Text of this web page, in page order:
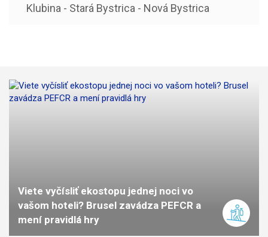
Klubina - Stará Bystrica - Nová Bystrica
Viete vyčísliť ekostopu jednej noci vo
vašom hoteli? Brusel zavádza PEFCR a
mení pravidlá hry